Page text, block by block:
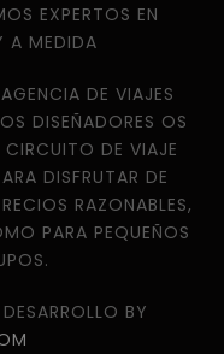
EXPERTOS EN
A MEDIDA
DE VIAJES
DISEÑADORES OS
CIRCUITO DE VIAJE
DISFRUTAR DE
RAZONABLES,
PARA PEQUEÑOS
BY